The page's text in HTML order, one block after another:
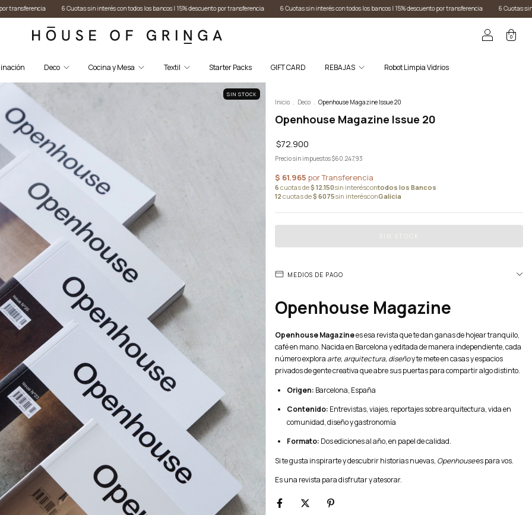
interés con todos los bancos I 15% descuento por transferencia 6 Cuotas sin interés con todos los bancos I 15% descuento por transferencia 6 Cuotas sin interés con todos los bancos I
0
Deco Cocina y Mesa Textil Starter Packs GIFT CARD REBAJAS Robot Limpia Vidrios
SIN STOCK
Inicio Deco Openhouse Magazine Issue 20
Openhouse Magazine Issue 20
$72.900
Precio sin impuestos$60.247,93
MEDIOS DE PAGO
Openhouse Magazine
Openhouse Magazinees esa revista que te dan ganas de hojear tranquilo,
café en mano. Nacida en Barcelona y editada de manera independiente, cada
número explora arte, arquitectura, diseñoy te mete en casas y espacios
privados de gente creativa que abre sus puertas para compartir algo distinto.
Origen: Barcelona, España
Contenido: Entrevistas, viajes, reportajes sobre arquitectura, vida en
comunidad, diseño y gastronomía
Formato: Dos ediciones al año, en papel de calidad.
Si te gusta inspirarte y descubrir historias nuevas, Openhousees para vos.
Es una revista para disfrutar y atesorar.